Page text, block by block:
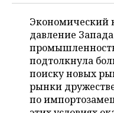
ОТКРЫТАЯ ЛЕКЦИЯ
БАСКЕТБОЛ
ВОЛЕЙБОЛ
КИБЕРСПОРТ
ФИГУРНОЕ КАТАНИЕ
ИНФРАСТРУКТУРА
ИСТОРИЯ
КУЛЬТУРА
МЕДИЦИНА
СПИСОК ПЕРСОН
СПИСОК КОМПАНИЙ
ПОЛНАЯ ВЕРСИЯ
Экономический
давление
подтолкнула
поиску новых
рынки
по